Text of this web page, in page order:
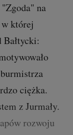
na
której
Bałtycki:
ciężka.
z Jurmały.
rozwoju